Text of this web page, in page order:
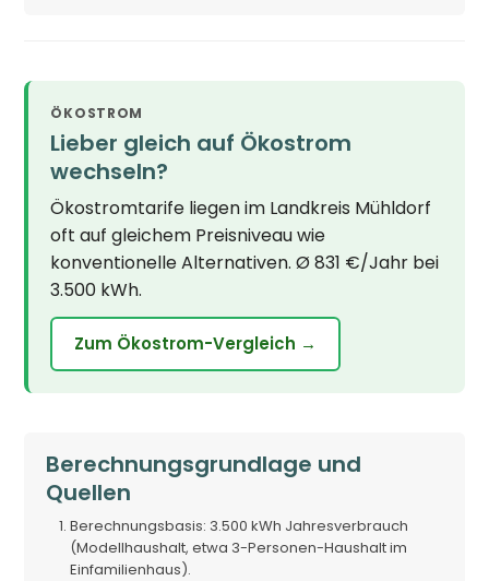
ÖKOSTROM
Lieber gleich auf Ökostrom
wechseln?
Ökostromtarife liegen im Landkreis Mühldorf
oft auf gleichem Preisniveau wie
konventionelle Alternativen. Ø 831 €/Jahr bei
3.500 kWh.
Zum Ökostrom-Vergleich →
Berechnungsgrundlage und
Quellen
Berechnungsbasis: 3.500 kWh Jahresverbrauch
(Modellhaushalt, etwa 3-Personen-Haushalt im
Einfamilienhaus).